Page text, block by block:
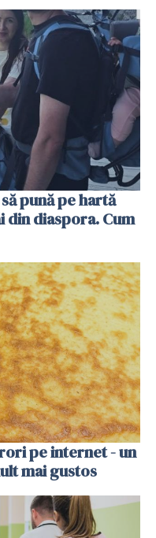
pună pe hartă
diaspora. Cum
pe internet - un
mai gustos